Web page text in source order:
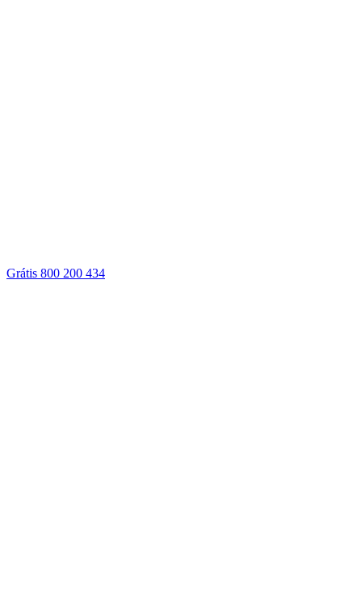
Grátis 800 200 434